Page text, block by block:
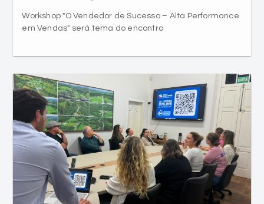
Workshop "O Vendedor de Sucesso – Alta Performance
em Vendas" será tema do encontro